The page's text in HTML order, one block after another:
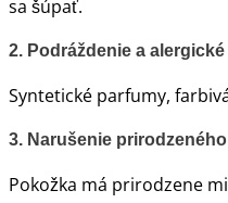
sa šúpať.
2. Podráždenie a
Syntetické parfumy,
3. Narušenie prirodzeného
Pokožka má prirodzene